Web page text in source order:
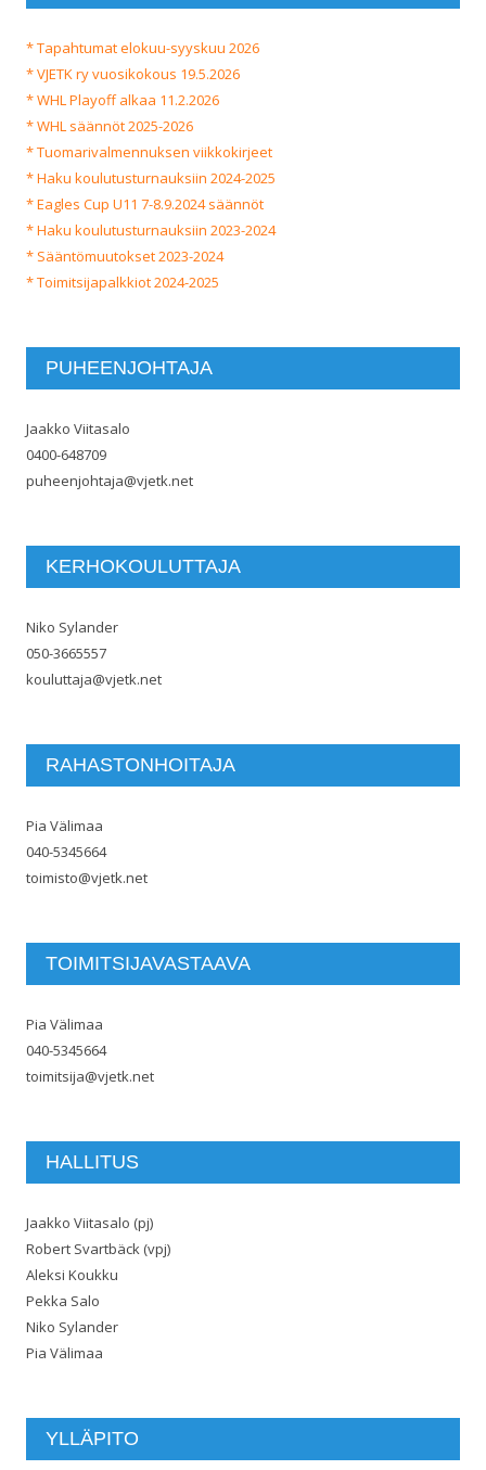
* Tapahtumat elokuu-syyskuu 2026
* VJETK ry vuosikokous 19.5.2026
* WHL Playoff alkaa 11.2.2026
* WHL säännöt 2025-2026
* Tuomarivalmennuksen viikkokirjeet
* Haku koulutusturnauksiin 2024-2025
* Eagles Cup U11 7-8.9.2024 säännöt
* Haku koulutusturnauksiin 2023-2024
* Sääntömuutokset 2023-2024
* Toimitsijapalkkiot 2024-2025
PUHEENJOHTAJA
Jaakko Viitasalo
0400-648709
puheenjohtaja@vjetk.net
KERHOKOULUTTAJA
Niko Sylander
050-3665557
kouluttaja@vjetk.net
RAHASTONHOITAJA
Pia Välimaa
040-5345664
toimisto@vjetk.net
TOIMITSIJAVASTAAVA
Pia Välimaa
040-5345664
toimitsija@vjetk.net
HALLITUS
Jaakko Viitasalo (pj)
Robert Svartbäck (vpj)
Aleksi Koukku
Pekka Salo
Niko Sylander
Pia Välimaa
YLLÄPITO